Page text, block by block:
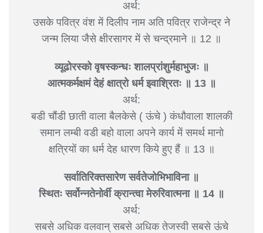
अर्थ:
उसके पवित्र वंश में दिलीप नाम अति पवित्र राजेन्द्र ने
जन्म लिया जैसे क्षीरसागर में से चन्द्रमाने ॥ 12 ॥
व्यूढोरस्को वृषस्कन्धः शालप्रांशुर्महाभुजः ॥
आत्मकर्मक्षमं देहं क्षात्रो धर्म इवाश्रितः ॥ 13 ॥
अर्थ:
बडी चौंडी छाती वाला बैलकेसे ( ऊंचे ) कंधौवाला शालकी
समान लम्बी वडी बहो वाला अपने कार्य में समर्थ मानो
क्षत्रियों का धर्म देह धारण किये हुए हैं ॥ 13 ॥
सर्वातिरिक्तसारेण सर्वतेजोभिभाविना ॥
स्थितः सर्वोन्नतेनोर्वी क्रान्त्वा मेरुरिवात्मना ॥ 14 ॥
अर्थ:
सबसे अधिक वलवान् सबसे अधिक तेजस्वी सबसे ऊंचे